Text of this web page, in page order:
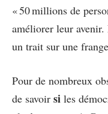
« 50 millions de
améliorer leur
un trait sur une
Pour de nombreux
de savoir si les